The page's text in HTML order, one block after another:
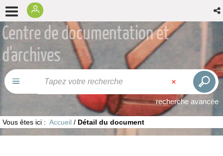
Centre de documentation et
d'archives
recherche avancée
Vous êtes ici : Accueil / Détail du document